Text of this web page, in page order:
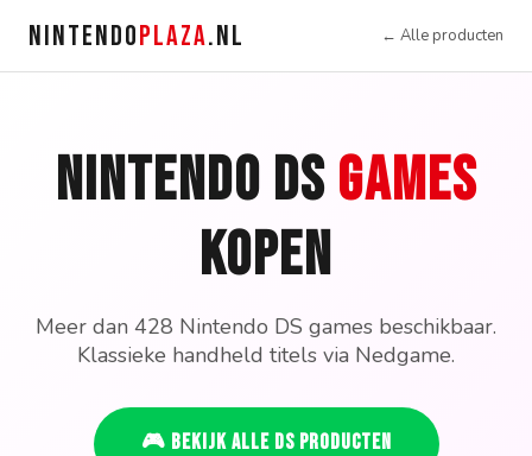
NINTENDOPLAZA.NL ← Alle producten
Nintendo DSGames
Kopen
Meer dan 428 Nintendo DS games beschikbaar.
Klassieke handheld titels via Nedgame.
🎮 Bekijk alle DS producten